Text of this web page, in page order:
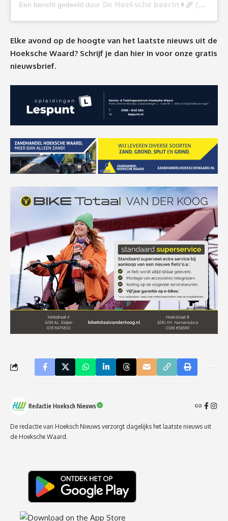
Een bericht gedeeld door 𝔻𝕖 ℍ𝕠𝕖𝕜𝕤𝕔𝕙𝕖 𝕓𝕠𝕖𝕣𝕚𝕟👩‍🌾 (@de_hoeksche_boerin)
Elke avond op de hoogte van het laatste nieuws uit de
Hoeksche Waard? Schrijf je dan hier in voor onze gratis
nieuwsbrief.
Redactie Hoeksch Nieuws
De redactie van Hoeksch Nieuws verzorgt dagelijks het laatste nieuws uit
de Hoeksche Waard.